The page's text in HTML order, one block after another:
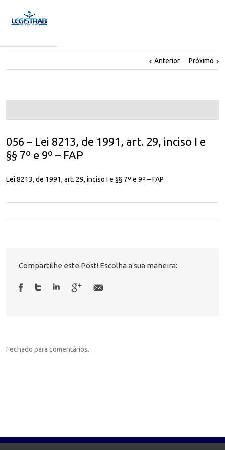
Anterior Próximo
056 – Lei 8213, de 1991, art. 29, inciso I e
§§ 7º e 9º – FAP
Lei 8213, de 1991, art. 29, inciso I e §§ 7º e 9º – FAP
Compartilhe este Post! Escolha a sua maneira:
Fechado para comentários.